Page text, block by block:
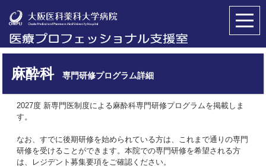
麻酔科専門研修プログラム詳細
2027度 新専門医制度による麻酔科専門研修プログラムを掲載しま
す。
なお、すでに後期研修を始められている方は、これまで通りの専門
研修を受けることができます。本院での専門研修を希望される方
は、
レジデント募集要項をご確認ください。